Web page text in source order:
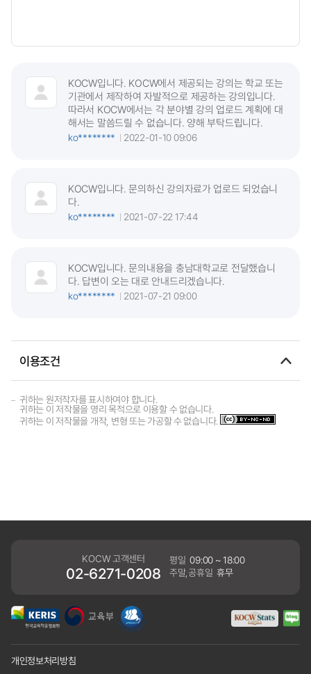
KOCW입니다. KOCW에서 제공되는 강의는 학교 또는
기관에서 제작하여 자발적으로 제공하는 강의입니다.
따라서 KOCW에서는 각 분야별 강의 업로드 계획에 대
해서는 말씀드릴 수 없습니다. 양해 부탁드립니다.
ko********
2022-01-10 09:06
KOCW입니다. 문의하신 강의자료가 업로드 되었습니
다.
ko********
2021-07-22 17:44
KOCW입니다. 문의내용을 충남대학교로 전달했습니
다. 답변이 오는 대로 안내드리겠습니다.
ko********
2021-07-21 09:00
이용조건
귀하는 원저작자를 표시하여야 합니다.
귀하는 이 저작물을 영리 목적으로 이용할 수 없습니다.
귀하는 이 저작물을 개작, 변형 또는 가공할 수 없습니다.
KOCW 고객센터
02-6271-0208
평일 09:00 ~ 18:00
주말,공휴일 휴무
개인정보처리방침